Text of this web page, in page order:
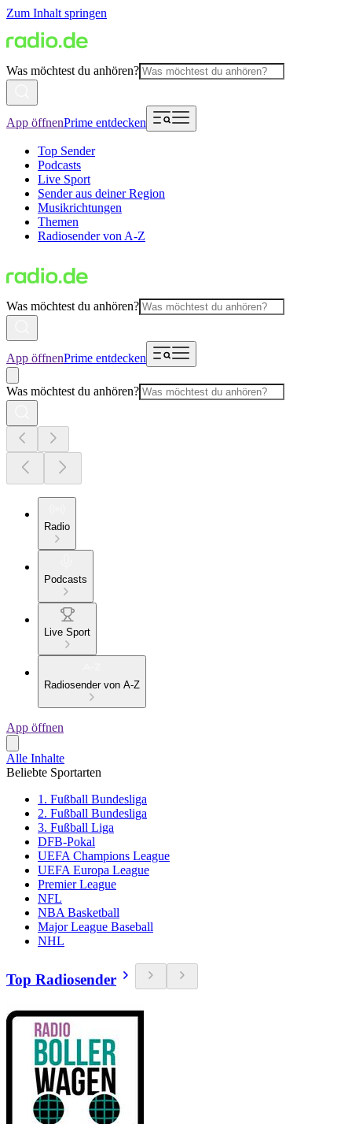
Zum Inhalt springen
Was möchtest du anhören?
App öffnenPrime entdecken
Top Sender
Podcasts
Live Sport
Sender aus deiner Region
Musikrichtungen
Themen
Radiosender von A-Z
Was möchtest du anhören?
App öffnenPrime entdecken
Was möchtest du anhören?
Radio
Podcasts
Live Sport
Radiosender von A-Z
App öffnen
Alle Inhalte
Beliebte Sportarten
1. Fußball Bundesliga
2. Fußball Bundesliga
3. Fußball Liga
DFB-Pokal
UEFA Champions League
UEFA Europa League
Premier League
NFL
NBA Basketball
Major League Baseball
NHL
Top Radiosender